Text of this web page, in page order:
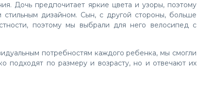
Дочь предпочитает яркие цвета и узоры, поэтому
дизайном. Сын, с другой стороны, больше
поэтому мы выбрали для него велосипед с
потребностям каждого ребенка, мы смогли
подходят по размеру и возрасту, но и отвечают их